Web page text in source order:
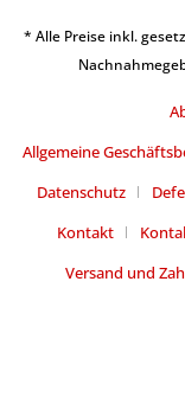
* Alle Preise inkl.
Allgemeine
Datenschutz
Kontakt
Versand und